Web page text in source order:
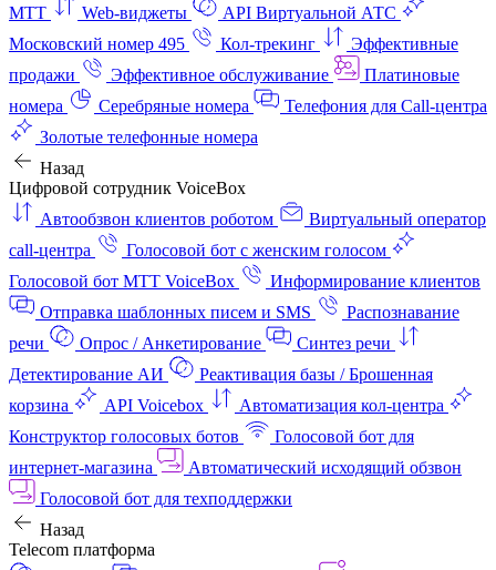
МТТ
Web-виджеты
API Виртуальной АТС
Московский номер 495
Кол-трекинг
Эффективные
продажи
Эффективное обслуживание
Платиновые
номера
Серебряные номера
Телефония для Call-центра
Золотые телефонные номера
Назад
Цифровой сотрудник VoiceBox
Автообзвон клиентов роботом
Виртуальный оператор
call-центра
Голосовой бот с женским голосом
Голосовой бот МТТ VoiceBox
Информирование клиентов
Отправка шаблонных писем и SMS
Распознавание
речи
Опрос / Анкетирование
Синтез речи
Детектирование АИ
Реактивация базы / Брошенная
корзина
API Voicebox
Автоматизация кол‑центра
Конструктор голосовых ботов
Голосовой бот для
интернет‑магазина
Автоматический исходящий обзвон
Голосовой бот для техподдержки
Назад
Telecom платформа